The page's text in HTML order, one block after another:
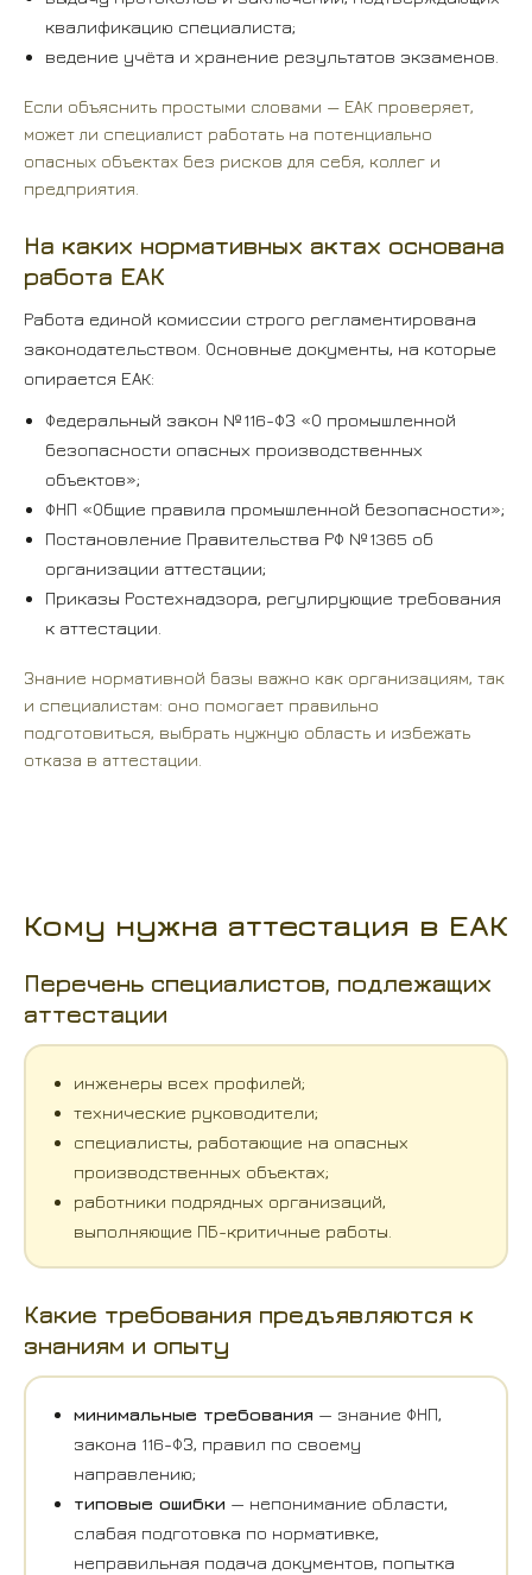
квалификацию специалиста;
ведение учёта и хранение результатов экзаменов.
Если объяснить простыми словами — ЕАК проверяет,
может ли специалист работать на потенциально
опасных объектах без рисков для себя, коллег и
предприятия.
На каких нормативных актах основана
работа ЕАК
Работа единой комиссии строго регламентирована
законодательством. Основные документы, на которые
опирается ЕАК:
Федеральный закон №116-ФЗ «О промышленной
безопасности опасных производственных
объектов»;
ФНП «Общие правила промышленной безопасности»;
Постановление Правительства РФ №1365 об
организации аттестации;
Приказы Ростехнадзора, регулирующие требования
к аттестации.
Знание нормативной базы важно как организациям, так
и специалистам: оно помогает правильно
подготовиться, выбрать нужную область и избежать
отказа в аттестации.
Кому нужна аттестация в ЕАК
Перечень специалистов, подлежащих
аттестации
инженеры всех профилей;
технические руководители;
специалисты, работающие на опасных
производственных объектах;
работники подрядных организаций,
выполняющие ПБ-критичные работы.
Какие требования предъявляются к
знаниям и опыту
минимальные требования — знание ФНП,
закона 116-ФЗ, правил по своему
направлению;
типовые ошибки — непонимание области,
слабая подготовка по нормативке,
неправильная подача документов, попытка